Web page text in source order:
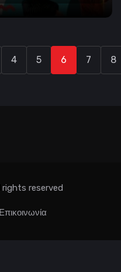
4 5 6 7 8
reserved
Επικοινωνία